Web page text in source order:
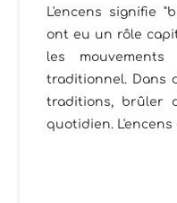
L'encens signifie
ont eu un rôle
les mouvements
traditionnel. Dans
traditions, brûler
quotidien.